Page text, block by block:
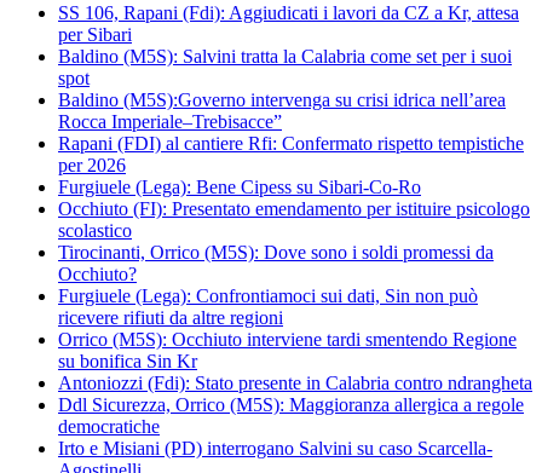
SS 106, Rapani (Fdi): Aggiudicati i lavori da CZ a Kr, attesa
per Sibari
Baldino (M5S): Salvini tratta la Calabria come set per i suoi
spot
Baldino (M5S):Governo intervenga su crisi idrica nell’area
Rocca Imperiale–Trebisacce”
Rapani (FDI) al cantiere Rfi: Confermato rispetto tempistiche
per 2026
Furgiuele (Lega): Bene Cipess su Sibari-Co-Ro
Occhiuto (FI): Presentato emendamento per istituire psicologo
scolastico
Tirocinanti, Orrico (M5S): Dove sono i soldi promessi da
Occhiuto?
Furgiuele (Lega): Confrontiamoci sui dati, Sin non può
ricevere rifiuti da altre regioni
Orrico (M5S): Occhiuto interviene tardi smentendo Regione
su bonifica Sin Kr
Antoniozzi (Fdi): Stato presente in Calabria contro ndrangheta
Ddl Sicurezza, Orrico (M5S): Maggioranza allergica a regole
democratiche
Irto e Misiani (PD) interrogano Salvini su caso Scarcella-